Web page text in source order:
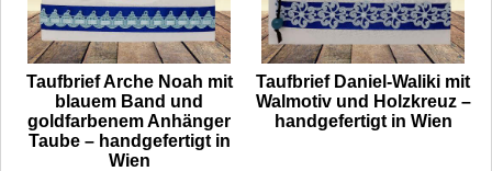
Taufbrief Arche Noah mit
blauem Band und
goldfarbenem Anhänger
Taube – handgefertigt in
Wien
Taufbrief Daniel-Waliki mit
Walmotiv und Holzkreuz –
handgefertigt in Wien